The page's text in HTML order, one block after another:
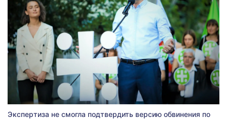
Экспертиза не смогла подтвердить версию обвинения по